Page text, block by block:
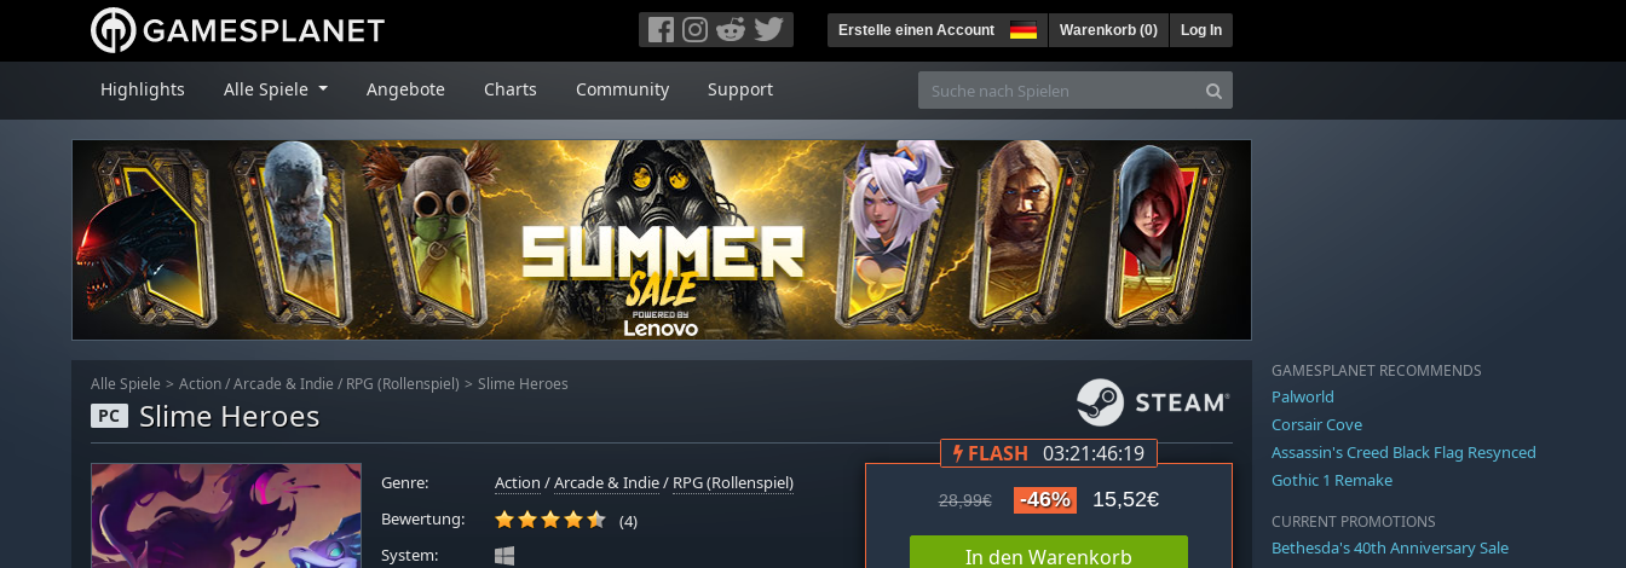
Erstelle einen Account Warenkorb (0) Log In
Highlights Alle Spiele Angebote Charts Community Support
Alle Spiele Action / Arcade & Indie / RPG (Rollenspiel) Slime Heroes
PC Slime Heroes
Genre: Action /Arcade & Indie/ RPG (Rollenspiel)
Bewertung:
(4)
System:
FLASH 03:21:46:19
28,99€ -46% 15,52€
In den Warenkorb
GAMESPLANET RECOMMENDS
Palworld
Corsair Cove
Assassin's Creed Black Flag Resynced
Gothic 1 Remake
CURRENT PROMOTIONS
Bethesda's 40th Anniversary Sale